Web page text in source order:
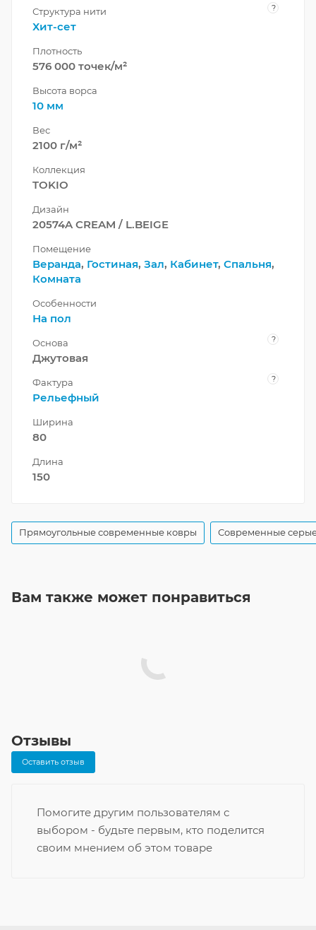
Структура нити ?
Хит-сет
Плотность
576 000 точек/м²
Высота ворса
10 мм
Вес
2100 г/м²
Коллекция
TOKIO
Дизайн
20574A CREAM / L.BEIGE
Помещение
Веранда, Гостиная, Зал, Кабинет, Спальня,
Комната
Особенности
На пол
Основа ?
Джутовая
Фактура ?
Рельефный
Ширина
80
Длина
150
Прямоугольные современные ковры Современные
Вам также может понравиться
Отзывы
Оставить отзыв
Помогите другим пользователям с
выбором - будьте первым, кто поделится
своим мнением об этом товаре